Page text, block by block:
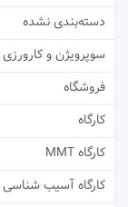
دسته‌بندی نشده
سوپرویژن و کارورزی
فروشگاه
کارگاه
کارگاه MMT
کارگاه آسیب شناسی